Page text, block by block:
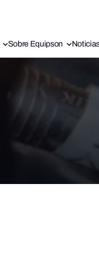
Sobre Equipson